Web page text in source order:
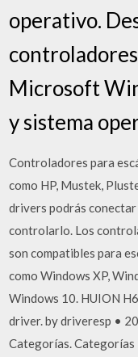
operativo.
Microsoft
y sistema
Controladores para
como HP, Mustek,
drivers podrás
controlarlo. Los
son compatibles para
como Windows XP,
Windows 10. HUION
driver. by driveresp •
Categorías. Categorías